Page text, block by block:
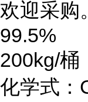
欢迎采购。
200kg/桶
化学